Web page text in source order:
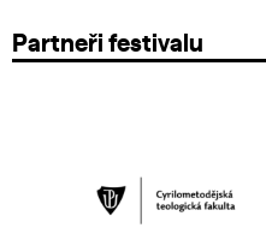
Partneři festivalu